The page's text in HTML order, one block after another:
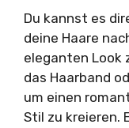
Du kannst es
deine Haare
eleganten Look
das Haarband
um einen
Stil zu kreieren.